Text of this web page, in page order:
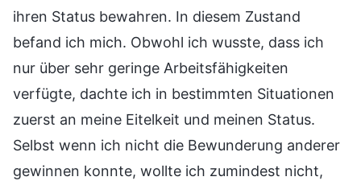
ihren Status bewahren. In diesem Zustand
befand ich mich. Obwohl ich wusste, dass ich
nur über sehr geringe Arbeitsfähigkeiten
verfügte, dachte ich in bestimmten Situationen
zuerst an meine Eitelkeit und meinen Status.
Selbst wenn ich nicht die Bewunderung anderer
gewinnen konnte, wollte ich zumindest nicht,